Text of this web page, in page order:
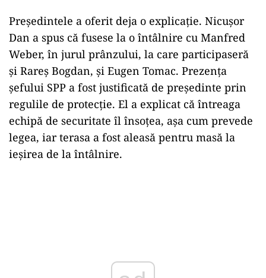
Președintele a oferit deja o explicație. Nicușor
Dan a spus că fusese la o întâlnire cu Manfred
Weber, în jurul prânzului, la care participaseră
și Rareș Bogdan, și Eugen Tomac. Prezența
șefului SPP a fost justificată de președinte prin
regulile de protecție. El a explicat că întreaga
echipă de securitate îl însoțea, așa cum prevede
legea, iar terasa a fost aleasă pentru masă la
ieșirea de la întâlnire.